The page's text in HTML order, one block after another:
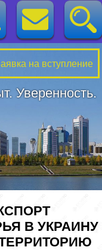
Уверенность.
на вступление
В УКРАИНУ